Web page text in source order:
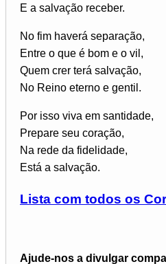
E a salvação receber.
No fim haverá separação,
Entre o que é bom e o vil,
Quem crer terá salvação,
No Reino eterno e gentil.
Por isso viva em santidade,
Prepare seu coração,
Na rede da fidelidade,
Está a salvação.
Lista com todos os
Ajude-nos a divulgar